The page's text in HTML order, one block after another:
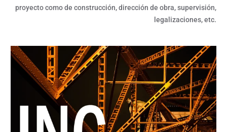
proyecto como de construcción, dirección de obra, supervisión,
legalizaciones, etc.